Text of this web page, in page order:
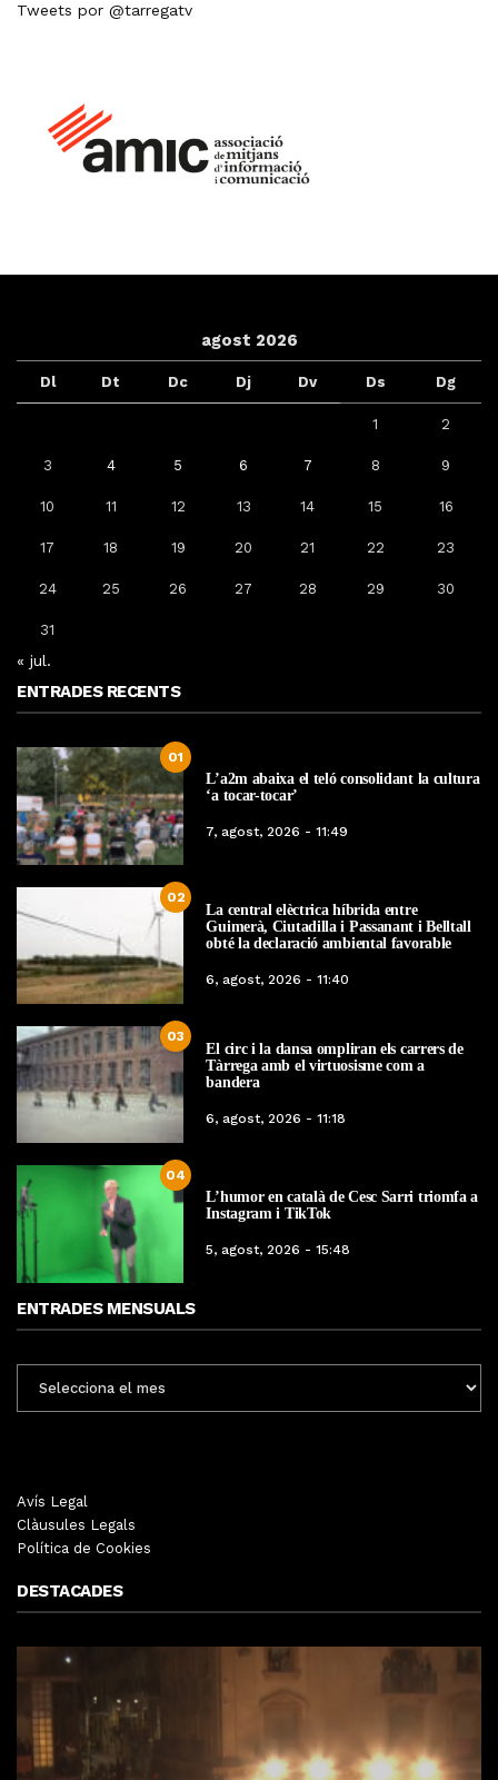
Tweets por @tarregatv
agost 2026
Dl Dt Dc Dj Dv Ds Dg
1 2
3 4 5 6 7 8 9
10 11 12 13 14 15 16
17 18 19 20 21 22 23
24 25 26 27 28 29 30
31
« jul.
ENTRADES RECENTS
01
L’a2m abaixa el teló consolidant la cultura
‘a tocar-tocar’
7, agost, 2026 - 11:49
02
La central elèctrica híbrida entre
Guimerà, Ciutadilla i Passanant i Belltall
obté la declaració ambiental favorable
6, agost, 2026 - 11:40
03
El circ i la dansa ompliran els carrers de
Tàrrega amb el virtuosisme com a
bandera
6, agost, 2026 - 11:18
04
L’humor en català de Cesc Sarri triomfa a
Instagram i TikTok
5, agost, 2026 - 15:48
ENTRADES MENSUALS
MENSUALS
Avís Legal
Clàusules Legals
Política de Cookies
DESTACADES